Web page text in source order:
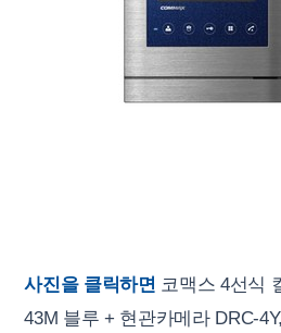
사진을 클릭하면 코맥스 4선식
43M 블루 + 현관카메라 DRC-